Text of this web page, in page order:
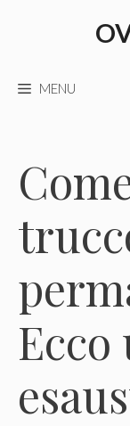
MENU
Ecco